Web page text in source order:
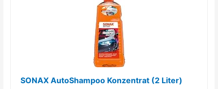
SONAX AutoShampoo Konzentrat (2 Liter)